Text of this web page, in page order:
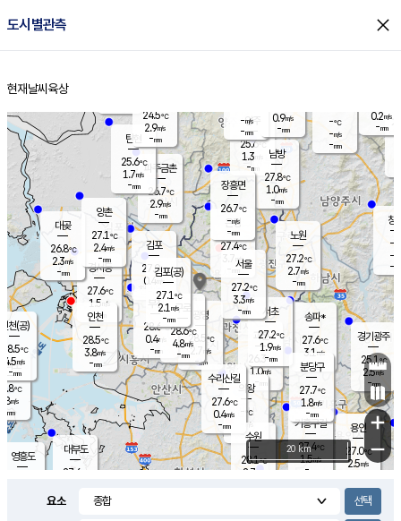
도시별관측 close
홈
현재날씨 육상
의도
℃
m/s
mm
영흥도
양주
25.6℃
1.3
-mm
과천
26.3℃
1.0m/s
- mm
용인
27.0℃
2.5m/s
경기광주
25.1℃
2.5m/s
-mm
대부도
27.6
경서동
27.6℃
1.5 m/s
-mm
파주금촌
26.7℃
2.9m/s
-mm
-℃
-m/s
-mm
대곶
26.8℃
2.3m/s
-mm
창
-
-m/
-
탄현
25.6℃
1.7m/s
-mm
0.2m/s
-mm
의왕
- ℃
m/s
mm
김포
27.0℃
0.4 m/s
mm
광명
28.5 ℃
2.7 m/s
-mm
부천
28.6℃
0.4m/s
-mm
양촌
27.1℃
2.4m/s
-mm
구로
28.6℃
4.8m/s
-mm
은평
27.4℃
3.7 m/s
- mm
노원
27.2℃
2.7m/s
-mm
송파*
27.6℃
3.1 m/s
-mm
서초
27.2℃
1.9m/s
-mm
남방
27.8℃
1.0m/s
-mm
기흥구갈
27.4℃
1.5m/s
-
수리산길
27.6℃
0.4m/s
-mm
분당구
27.7℃
1.8m/s
-mm
장흥면
26.7℃
-m/s
-mm
-m/s
-mm
인천(공)
28.5℃
4.5m/s
-mm
김포(공)
27.1℃
2.1 m/s
-mm
수원
28.1℃
2.7 m/s
인천
28.5℃
3.8m/s
-mm
서울
27.2℃
3.3m/s
-mm
24.5℃
2.9m/s
-mm
0.9m/s
-mm
+
−
20 km
요소